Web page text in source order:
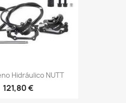
Hidráulico NUTT
121,80 €